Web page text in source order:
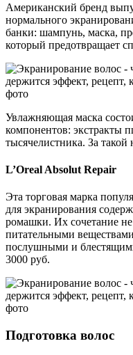
Американский бренд
нормального
банки: шампунь, маска,
который предотвращает
Увлажняющая маска
компонентов: экстракты
тысячелистника. За такой
L’Oreal Absolut Repair
Эта торговая марка
для экранирования
ромашки. Их сочетание
питательными
послушными и
3000 руб.
Подготовка волос